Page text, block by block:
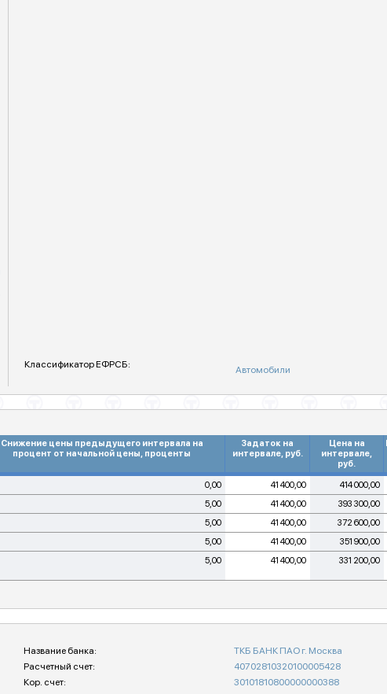
Классификатор ЕФРСБ: Автомобили
Снижение цены предыдущего интервала на
процент от начальной цены, проценты
Задаток на
интервале, руб.
Цена на
интервале,
руб.
0,00 41 400,00
414 000,00
5,00 41 400,00
393 300,00
5,00 41 400,00
372 600,00
5,00 41 400,00
351 900,00
5,00 41 400,00 331 200,00
Название банка:
ТКБ БАНК ПАО г. Москва
Расчетный счет:
40702810320100005428
Кор. счет:
30101810800000000388